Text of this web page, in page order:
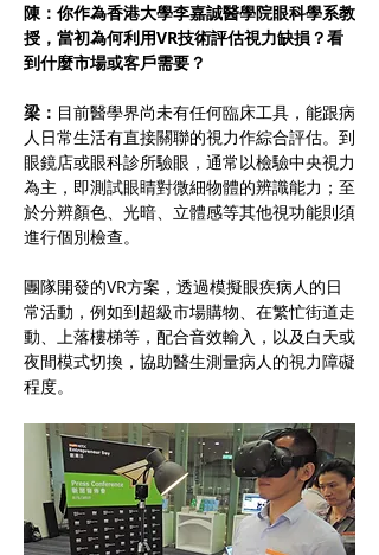
陳：你作為香港大學李嘉誠醫學院眼科學系教
授，當初為何利用VR技術評估視力缺損？看
到什麼市場或客戶需要？
梁： 目前醫學界尚未有任何臨床工具，能跟病
人日常生活有直接關聯的視力作綜合評估。到
眼鏡店或眼科診所驗眼，通常以檢驗中央視力
為主，即測試眼睛對微細物體的辨識能力；至
於分辨顏色、光暗、立體感等其他視功能則須
進行個別檢查。
團隊開發的VR方案，透過模擬眼疾病人的日
常活動，例如到超級市場購物、在繁忙街道走
動、上落樓梯等，配合音效輸入，以及白天或
夜間模式切換，協助醫生測量病人的視力障礙
程度。